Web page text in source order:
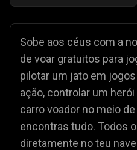
Sobe aos céus com a
de voar gratuitos para
pilotar um jato em
ação, controlar um
carro voador no meio
encontras tudo. Todos
diretamente no teu